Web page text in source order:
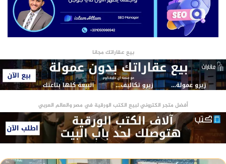
بيع عقاراتك مجانا
أفضل متجر الكتروني لبيع الكتب الورقية في مصر والعالم العربي